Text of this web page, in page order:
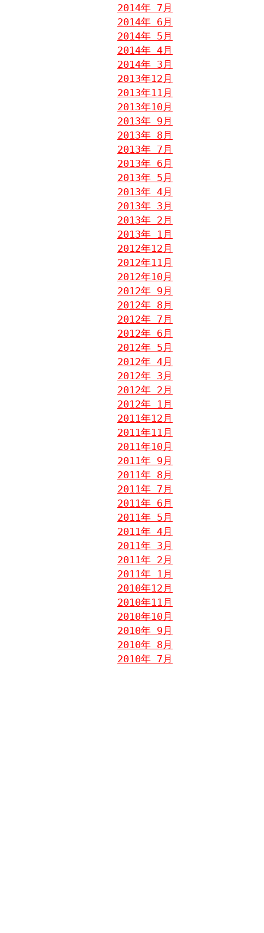
2014年 7月
2014年 6月
2014年 5月
2014年 4月
2014年 3月
2013年12月
2013年11月
2013年10月
2013年 9月
2013年 8月
2013年 7月
2013年 6月
2013年 5月
2013年 4月
2013年 3月
2013年 2月
2013年 1月
2012年12月
2012年11月
2012年10月
2012年 9月
2012年 8月
2012年 7月
2012年 6月
2012年 5月
2012年 4月
2012年 3月
2012年 2月
2012年 1月
2011年12月
2011年11月
2011年10月
2011年 9月
2011年 8月
2011年 7月
2011年 6月
2011年 5月
2011年 4月
2011年 3月
2011年 2月
2011年 1月
2010年12月
2010年11月
2010年10月
2010年 9月
2010年 8月
2010年 7月